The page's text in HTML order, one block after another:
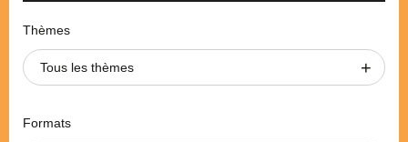
Thèmes
Tous les thèmes
Formats